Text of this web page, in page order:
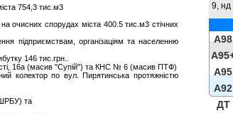
754,3 тис.м3
очисних спорудах міста 400.5 тис.м3 стічних
підприємствам, організаціям та населенню
146 тис.грн..
16а (масив "Супій") та КНС № 6 (масив ПТФ)
колектор по вул. Пирятинська протяжністю
та
9, нд
A98
A95
A92
ДТ